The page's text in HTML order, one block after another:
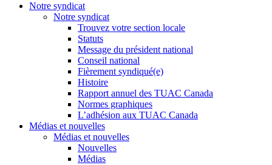
Notre syndicat
Notre syndicat
Trouvez votre section locale
Statuts
Message du président national
Conseil national
Fièrement syndiqué(e)
Histoire
Rapport annuel des TUAC Canada
Normes graphiques
L’adhésion aux TUAC Canada
Médias et nouvelles
Médias et nouvelles
Nouvelles
Médias